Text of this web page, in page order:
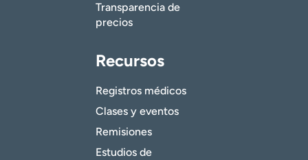
Transparencia de
precios
Recursos
Registros médicos
Clases y eventos
Remisiones
Estudios de